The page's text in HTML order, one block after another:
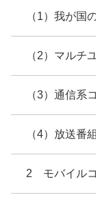
（1）我が国
（2）マルチ
（3）通信系
（4）放送番
2 モバイル